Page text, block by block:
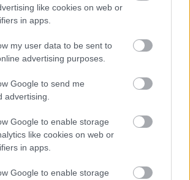
like cookies on web or
in apps.
my user data to be sent to
advertising purposes.
Google to send me
advertising.
Google to enable storage
like cookies on web or
in apps.
Google to enable storage
υψηλότερο κίνδυνο
καταγμάτων,
ουρικής αρθρίτιδας
Κατάγματα: Αυξάνει τον
κίνδυνο το κάπνισμα;